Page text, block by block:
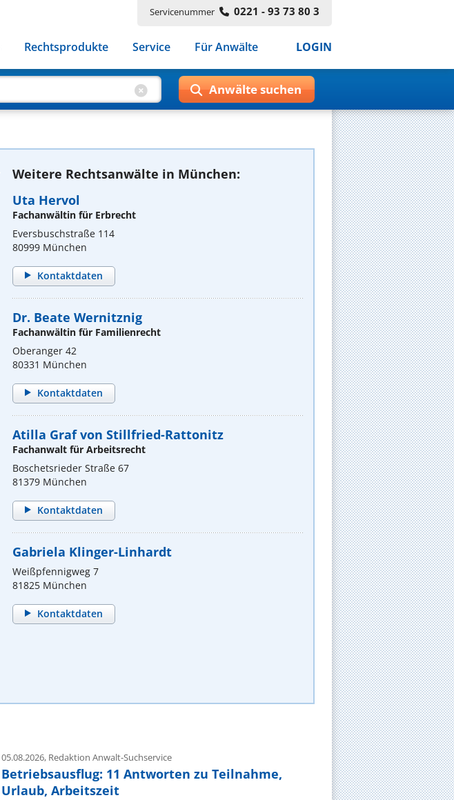
Servicenummer 0221 - 93 73 80 3
Rechtsprodukte Service Für Anwälte LOGIN
Weitere Rechtsanwälte in München:
Uta Hervol
Fachanwältin für Erbrecht
Eversbuschstraße 114
80999 München
Kontaktdaten
Dr. Beate Wernitznig
Fachanwältin für Familienrecht
Oberanger 42
80331 München
Kontaktdaten
Atilla Graf von Stillfried-Rattonitz
Fachanwalt für Arbeitsrecht
Boschetsrieder Straße 67
81379 München
Kontaktdaten
Gabriela Klinger-Linhardt
Weißpfennigweg 7
81825 München
Kontaktdaten
05.08.2026,Redaktion Anwalt-Suchservice
Betriebsausflug: 11 Antworten zu Teilnahme,
Urlaub, Arbeitszeit